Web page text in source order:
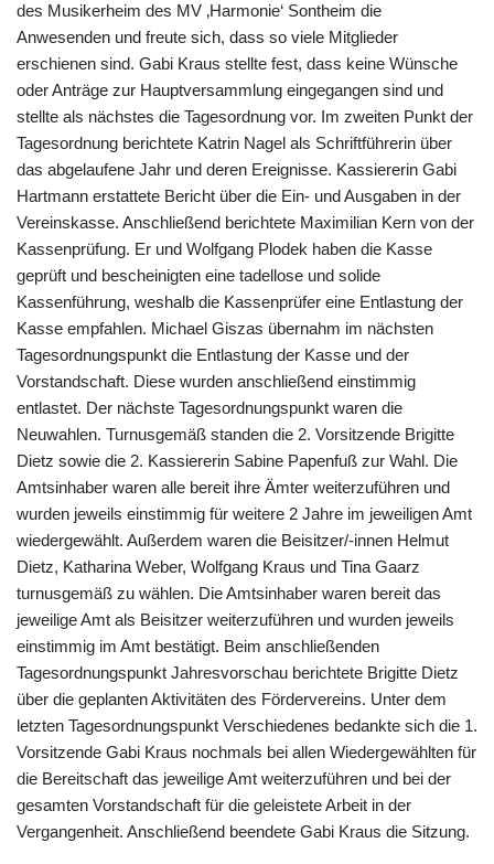
des Musikerheim des MV ‚Harmonie‘ Sontheim die
Anwesenden und freute sich, dass so viele Mitglieder
erschienen sind. Gabi Kraus stellte fest, dass keine Wünsche
oder Anträge zur Hauptversammlung eingegangen sind und
stellte als nächstes die Tagesordnung vor. Im zweiten Punkt der
Tagesordnung berichtete Katrin Nagel als Schriftführerin über
das abgelaufene Jahr und deren Ereignisse. Kassiererin Gabi
Hartmann erstattete Bericht über die Ein- und Ausgaben in der
Vereinskasse. Anschließend berichtete Maximilian Kern von der
Kassenprüfung. Er und Wolfgang Plodek haben die Kasse
geprüft und bescheinigten eine tadellose und solide
Kassenführung, weshalb die Kassenprüfer eine Entlastung der
Kasse empfahlen. Michael Giszas übernahm im nächsten
Tagesordnungspunkt die Entlastung der Kasse und der
Vorstandschaft. Diese wurden anschließend einstimmig
entlastet. Der nächste Tagesordnungspunkt waren die
Neuwahlen. Turnusgemäß standen die 2. Vorsitzende Brigitte
Dietz sowie die 2. Kassiererin Sabine Papenfuß zur Wahl. Die
Amtsinhaber waren alle bereit ihre Ämter weiterzuführen und
wurden jeweils einstimmig für weitere 2 Jahre im jeweiligen Amt
wiedergewählt. Außerdem waren die Beisitzer/-innen Helmut
Dietz, Katharina Weber, Wolfgang Kraus und Tina Gaarz
turnusgemäß zu wählen. Die Amtsinhaber waren bereit das
jeweilige Amt als Beisitzer weiterzuführen und wurden jeweils
einstimmig im Amt bestätigt. Beim anschließenden
Tagesordnungspunkt Jahresvorschau berichtete Brigitte Dietz
über die geplanten Aktivitäten des Fördervereins. Unter dem
letzten Tagesordnungspunkt Verschiedenes bedankte sich die 1.
Vorsitzende Gabi Kraus nochmals bei allen Wiedergewählten für
die Bereitschaft das jeweilige Amt weiterzuführen und bei der
gesamten Vorstandschaft für die geleistete Arbeit in der
Vergangenheit. Anschließend beendete Gabi Kraus die Sitzung.